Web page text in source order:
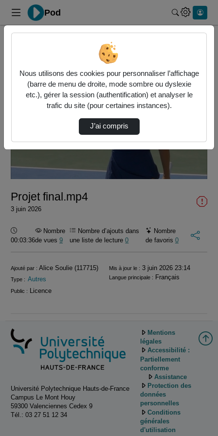
Pod
Projet final.mp4
Lire
la
vidéo
Projet final.mp4
3 juin 2026
Durée :
00:03:36
Nombre
de vues 9
Nombre d’ajouts dans
une liste de lecture0
Nombre
de favoris 0
Informations
Ajouté par : Alice Soulie (117715) Mis à jour le : 3 juin 2026 23:14
Type : Autres Langue principale : Français
Public : Licence
Université Polytechnique Hauts-de-France
Campus Le Mont Houy
59300 Valenciennes Cedex 9
Tél.: 03 27 51 12 34
Mentions
légales
Accessibilité :
Partiellement
conforme
Assistance
Protection des
données
personnelles
Conditions
générales
d'utilisation
Nous utilisons des cookies pour personnaliser l’affichage
(barre de menu de droite, mode sombre ou dyslexie
etc.), gérer la session (authentification) et analyser le
trafic du site (pour certaines instances).
J’ai compris